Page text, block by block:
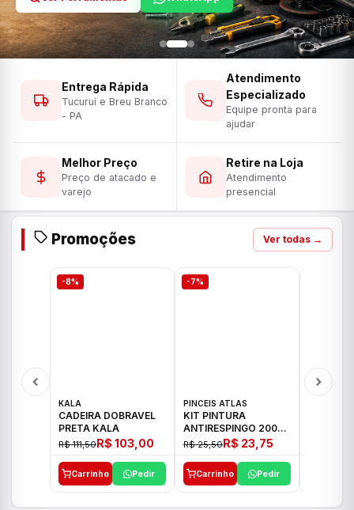
Entrega Rápida
Tucuruí e Breu Branco
- PA
Atendimento
Especializado
Equipe pronta para
ajudar
Melhor Preço
Preço de atacado e
varejo
Retire na Loja
Atendimento
presencial
Promoções Ver todas →
-8%
KALA
CADEIRA DOBRAVEL
PRETA KALA
R$ 111,50R$ 103,00
Carrinho Pedir
-7%
PINCEIS ATLAS
KIT PINTURA
ANTIRESPINGO 2003
ATLAS 03 PCS
R$ 25,50R$ 23,75
Carrinho Pedir